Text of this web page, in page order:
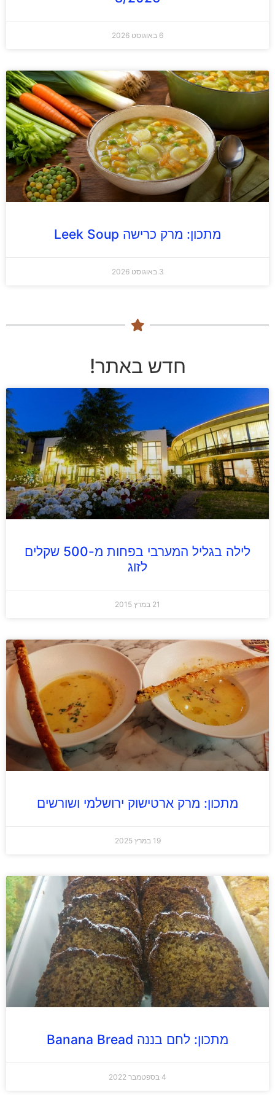
6 באוגוסט 2026
מתכון: מרק כרישה Leek Soup
3 באוגוסט 2026
חדש באתר!
לילה בגליל המערבי בפחות מ-500 שקלים
לזוג
21 במרץ 2015
מתכון: מרק ארטישוק ירושלמי ושורשים
19 במרץ 2025
מתכון: לחם בננה Banana Bread
4 בספטמבר 2022